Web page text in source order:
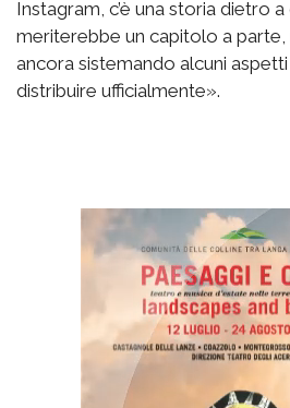
Instagram, c’è una storia dietro
meriterebbe un capitolo a
ancora sistemando alcuni
distribuire ufficialmente».